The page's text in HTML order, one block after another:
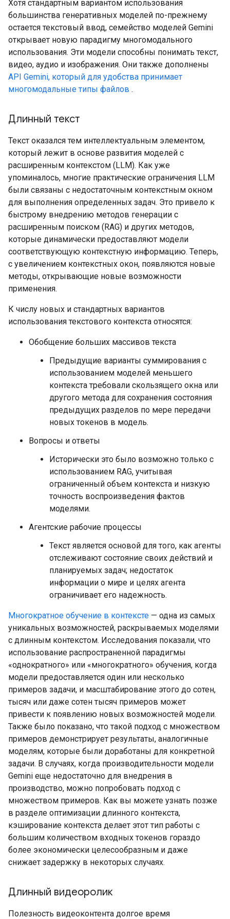
Хотя стандартным вариантом использования
большинства генеративных моделей по-прежнему
остается текстовый ввод, семейство моделей Gemini
открывает новую парадигму многомодального
использования. Эти модели способны понимать текст,
видео, аудио и изображения. Они также дополнены
API Gemini, который для удобства принимает
многомодальные типы файлов .
Длинный текст
Текст оказался тем интеллектуальным элементом,
который лежит в основе развития моделей с
расширенным контекстом (LLM). Как уже
упоминалось, многие практические ограничения LLM
были связаны с недостаточным контекстным окном
для выполнения определенных задач. Это привело к
быстрому внедрению методов генерации с
расширенным поиском (RAG) и других методов,
которые динамически предоставляют модели
соответствующую контекстную информацию. Теперь,
с увеличением контекстных окон, появляются новые
методы, открывающие новые возможности
применения.
К числу новых и стандартных вариантов
использования текстового контекста относятся:
Обобщение больших массивов текста
Предыдущие варианты суммирования с
использованием моделей меньшего
контекста требовали скользящего окна или
другого метода для сохранения состояния
предыдущих разделов по мере передачи
новых токенов в модель.
Вопросы и ответы
Исторически это было возможно только с
использованием RAG, учитывая
ограниченный объем контекста и низкую
точность воспроизведения фактов
моделями.
Агентские рабочие процессы
Текст является основой для того, как агенты
отслеживают состояние своих действий и
планируемых задач; недостаток
информации о мире и целях агента
ограничивает его надежность.
Многократное обучение в контексте — одна из самых
уникальных возможностей, раскрываемых моделями
с длинным контекстом. Исследования показали, что
использование распространенной парадигмы
«однократного» или «многократного» обучения, когда
модели предоставляется один или несколько
примеров задачи, и масштабирование этого до сотен,
тысяч или даже сотен тысяч примеров может
привести к появлению новых возможностей модели.
Также было показано, что такой подход с множеством
примеров демонстрирует результаты, аналогичные
моделям, которые были доработаны для конкретной
задачи. В случаях, когда производительности модели
Gemini еще недостаточно для внедрения в
производство, можно попробовать подход с
множеством примеров. Как вы можете узнать позже
в разделе оптимизации длинного контекста,
кэширование контекста делает этот тип работы с
большим количеством входных токенов гораздо
более экономически целесообразным и даже
снижает задержку в некоторых случаях.
Длинный видеоролик
Полезность видеоконтента долгое время